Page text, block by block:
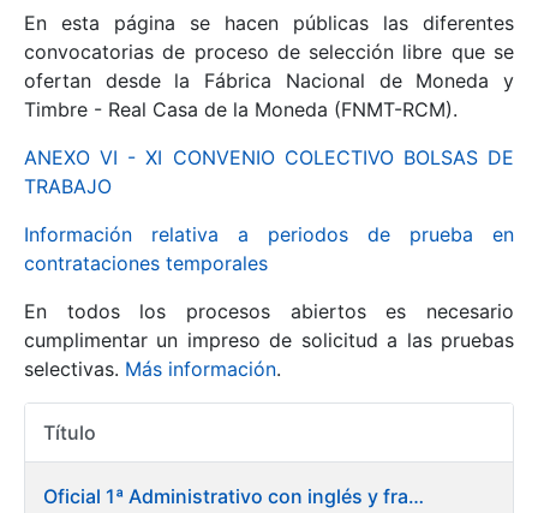
Mostrar/Ocultar
Mostrar/Ocultar
Mostrar/Ocultar
En esta página se hacen públicas las diferentes
convocatorias de proceso de selección libre que se
ofertan desde la Fábrica Nacional de Moneda y
Timbre - Real Casa de la Moneda (FNMT-RCM).
ANEXO VI - XI CONVENIO COLECTIVO BOLSAS DE
TRABAJO
Información relativa a periodos de prueba en
contrataciones temporales
En todos los procesos abiertos es necesario
cumplimentar un impreso de solicitud a las pruebas
selectivas. Más información.
Título
Oficial 1ª Administrativo con inglés y francés